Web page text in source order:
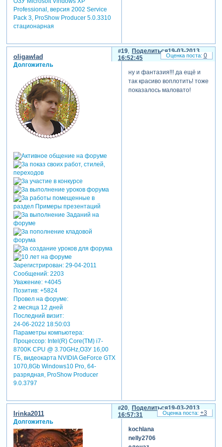
Professional, версия 2002 Service
Pack 3, ProShow Producer 5.0.3310
стационарная
Поделиться
19
19-03-2013
16:52:45
oligawlad
Долгожитель
Зарегистрирован: 29-04-2011
Сообщений:2203
Уважение: +4045
Позитив: +5824
Провел на форуме:
2 месяца 12 дней
Последний визит:
24-06-2022 18:50:03
Параметры компьютера:
Процессор: Intel(R) Core(TM) i7-
8700K CPU @ 3.70GHz,ОЗУ 16,00
ГБ, видеокарта NVIDIA GeForce GTX
1070,8Gb Windows10 Pro, 64-
разрядная, ProShow Producer
9.0.3797
ну и фантазия!!! да ещё и
так красиво воплотить! тоже
показалось маловато!
0
Поделиться
20
19-03-2013
16:57:31
Irinka2011
Долгожитель
kochlana
nelly2706
+3